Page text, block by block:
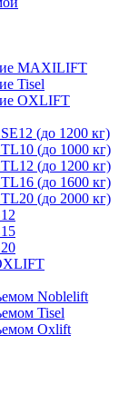
MAXILIFT
Tisel
OXLIFT
(до 1200 кг)
(до 1000 кг)
(до 1200 кг)
(до 1600 кг)
(до 2000 кг)
Noblelift
Tisel
Oxlift